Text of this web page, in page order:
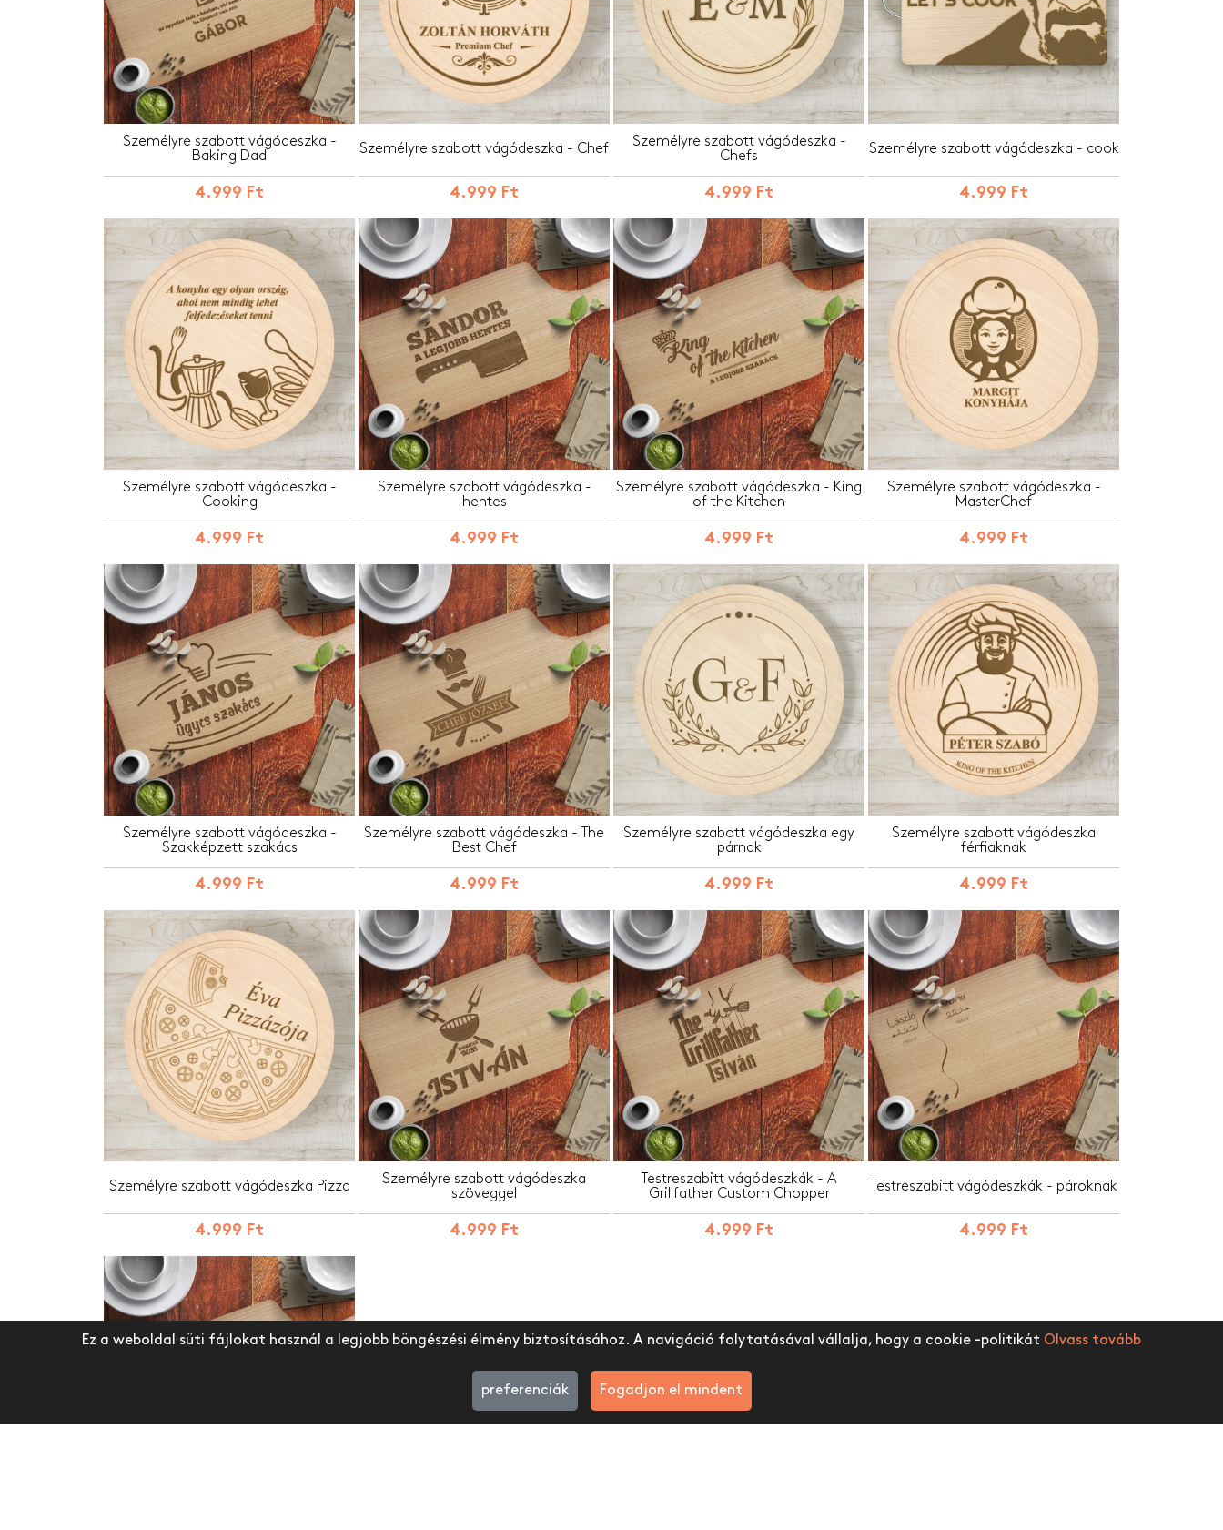
Személyre szabott vágódeszka -
Baking Dad
4.999 Ft
Személyre szabott vágódeszka - Chef
4.999 Ft
Személyre szabott vágódeszka -
Chefs
4.999 Ft
Személyre szabott vágódeszka - cook
4.999 Ft
Személyre szabott vágódeszka -
Cooking
4.999 Ft
Személyre szabott vágódeszka -
hentes
4.999 Ft
Személyre szabott vágódeszka - King
of the Kitchen
4.999 Ft
Személyre szabott vágódeszka -
MasterChef
4.999 Ft
Személyre szabott vágódeszka -
Szakképzett szakács
4.999 Ft
Személyre szabott vágódeszka - The
Best Chef
4.999 Ft
Személyre szabott vágódeszka egy
párnak
4.999 Ft
Személyre szabott vágódeszka
férfiaknak
4.999 Ft
Személyre szabott vágódeszka Pizza
4.999 Ft
Személyre szabott vágódeszka
szöveggel
4.999 Ft
Testreszabitt vágódeszkák - A
Grillfather Custom Chopper
4.999 Ft
Testreszabitt vágódeszkák - pároknak
4.999 Ft
Ez a weboldal süti fájlokat használ a legjobb böngészési élmény biztosításához. A navigáció folytatásával vállalja, hogy a cookie -politikát Olvass tovább
preferenciák Fogadjon el mindent